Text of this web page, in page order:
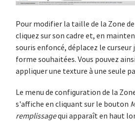
Pour modifier la taille de la Zone
cliquez sur son cadre et, en
souris enfoncé, déplacez le
forme souhaitées. Vous pouvez
appliquer une texture à une seule
Le menu de configuration de la
s'affiche en cliquant sur le bouton
remplissagequi apparaît en haut